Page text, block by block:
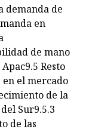
demanda de
en
de mano
Resto
en el mercado
de la
Sur9.5.3
de las